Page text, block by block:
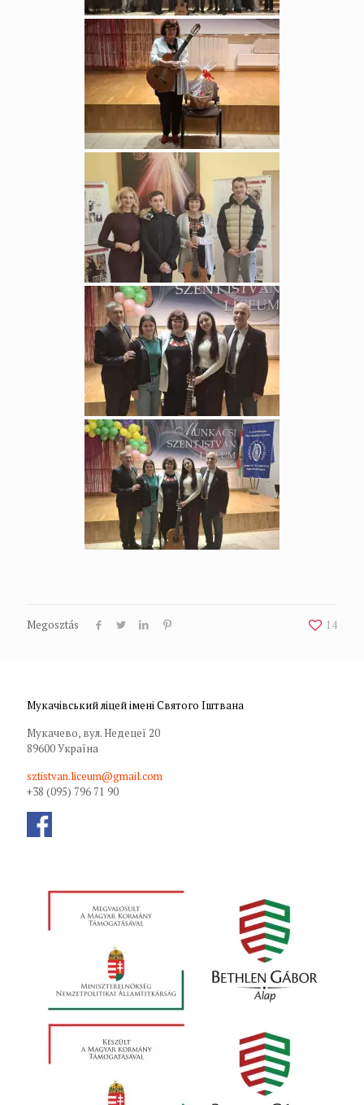
Megosztás 14
Мукачівський ліцей імені Святого Іштвана
Мукачево, вул. Недецеї 20
89600 Україна
sztistvan.liceum@gmail.com
+38 (095) 796 71 90